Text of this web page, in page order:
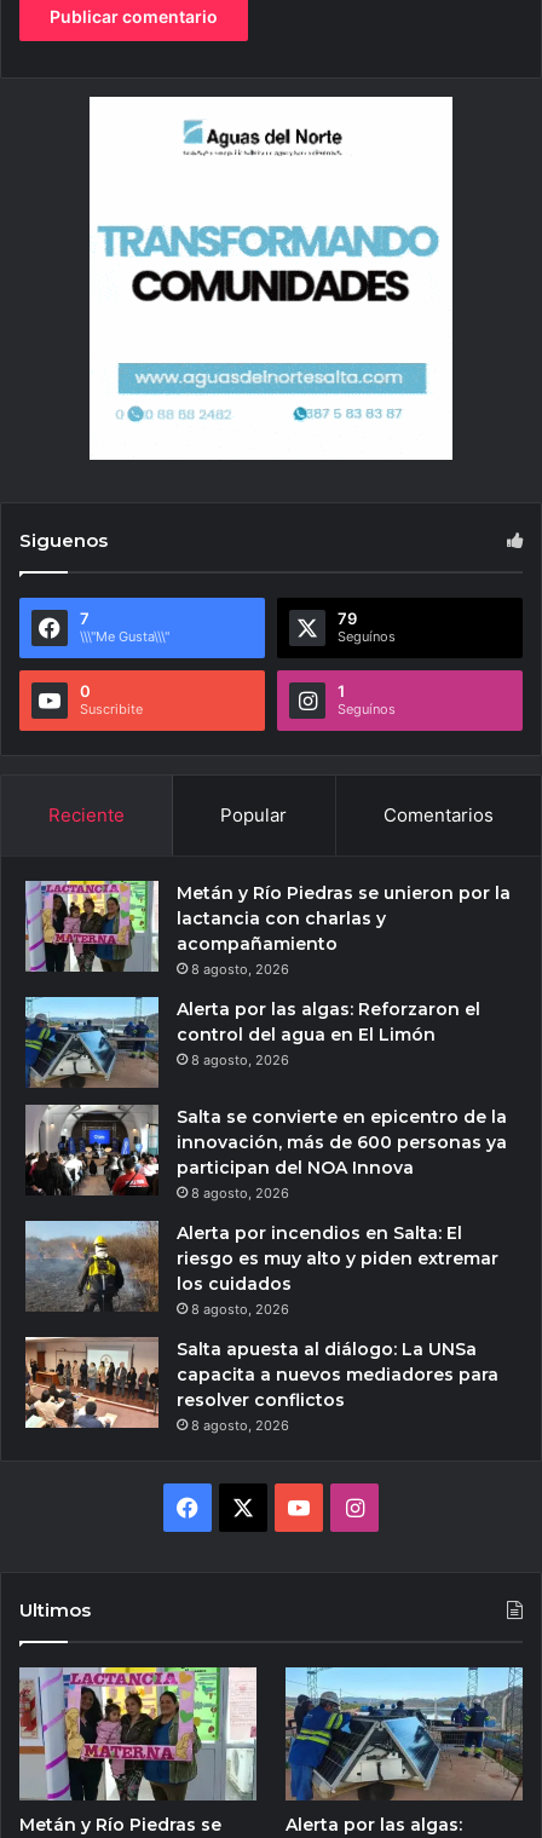
Siguenos
7
\\\"Me Gusta\\\"
79
Seguínos
0
Suscribite
1
Seguínos
Reciente Popular Comentarios
Metán y Río Piedras se unieron por la
lactancia con charlas y
acompañamiento
8 agosto, 2026
Alerta por las algas: Reforzaron el
control del agua en El Limón
8 agosto, 2026
Salta se convierte en epicentro de la
innovación, más de 600 personas ya
participan del NOA Innova
8 agosto, 2026
Alerta por incendios en Salta: El
riesgo es muy alto y piden extremar
los cuidados
8 agosto, 2026
Salta apuesta al diálogo: La UNSa
capacita a nuevos mediadores para
resolver conflictos
8 agosto, 2026
Facebook YouTubeInstagram
Ultimos
Metán y Río Piedras se
Alerta por las algas: